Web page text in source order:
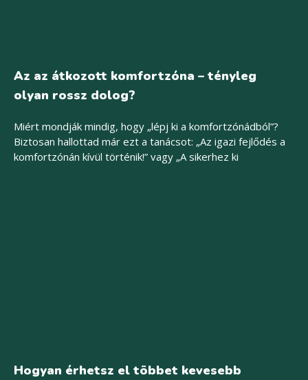
Az az átkozott komfortzóna – tényleg
olyan rossz dolog?
Miért mondják mindig, hogy „lépj ki a komfortzónádból”?
Biztosan hallottad már ezt a tanácsot: „Az igazi fejlődés a
komfortzónán kívül történik!” vagy „A sikerhez ki
Hogyan érhetsz el többet kevesebb